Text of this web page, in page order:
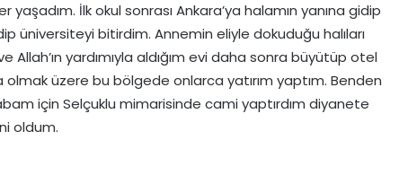
İlk okul sonrası Ankara’ya halamın yanına gidip
üniversiteyi bitirdim. Annemin eliyle dokuduğu halıları
Allah’ın yardımıyla aldığım evi daha sonra büyütüp otel
üzere bu bölgede onlarca yatırım yaptım. Benden
için Selçuklu mimarisinde cami yaptırdım diyanete
oldum.